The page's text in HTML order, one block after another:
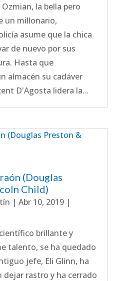
la bella pero
un millonario,
asume que la chica
de nuevo por sus
Hasta que
almacén su cadáver
D'Agosta lidera la...
(Douglas
Child)
| Abr 10, 2019|
brillante y
talento, se ha quedado
jefe, Eli Glinn, ha
dejar rastro y ha cerrado